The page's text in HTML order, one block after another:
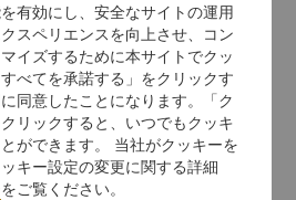
有効にし、安全なサイトの運用
スペリエンスを向上させ、コン
イズするために本サイトでクッ
べてを承諾する」をクリックす
同意したことになります。「ク
リックすると、いつでもクッキ
ができます。 当社がクッキーを
キー設定の変更に関する詳細
をご覧ください。